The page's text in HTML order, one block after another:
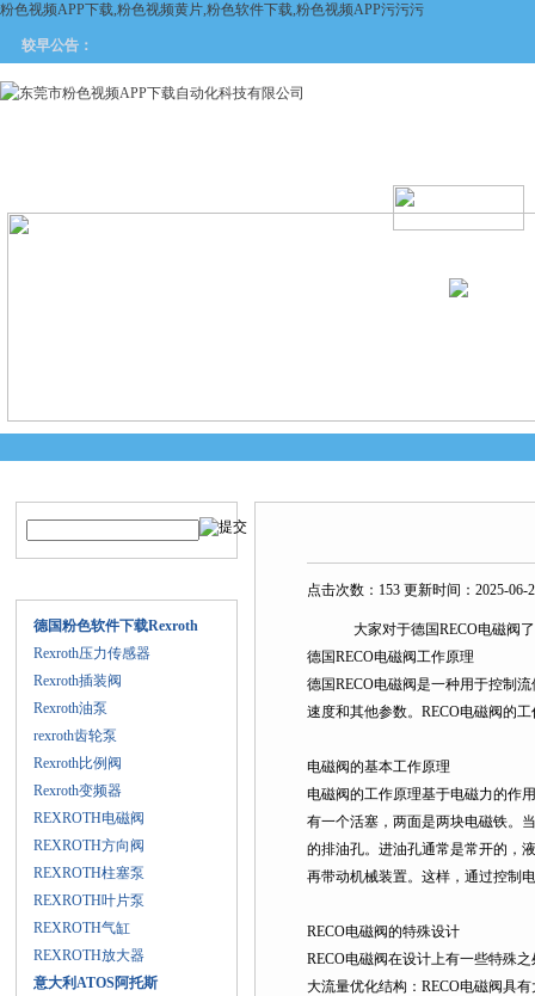
粉色视频APP下载,粉色视频黄片,粉色软件下载,粉色视频APP污污污
较早公告：
下载
产品中心 新闻
德国粉色软件下载Rexroth
Rexroth压力传感器
Rexroth插装阀
Rexroth油泵
rexroth齿轮泵
Rexroth比例阀
Rexroth变频器
REXROTH电磁阀
REXROTH方向阀
REXROTH柱塞泵
REXROTH叶片泵
REXROTH气缸
REXROTH放大器
意大利ATOS阿托斯
点击次数：153 更新时间：2025-06-
大家对于德国RECO电磁阀了解吗
德国RECO电磁阀工作原理
德国RECO电磁阀是一种用于控制流体
速度和其他参数。RECO电磁阀
电磁阀的基本工作原理
电磁阀的工作原理基于电磁力的作用
有一个活塞，两面是两块电磁铁
的排油孔。进油孔通常是常开的
再带动机械装置。这样，通过控
RECO电磁阀的特殊设计
RECO电磁阀在设计上有一些特殊之处
大流量优化结构：RECO电磁阀具